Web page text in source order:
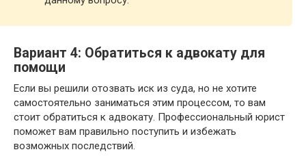
Вариант 4: Обратиться к адвокату для
помощи
Если вы решили отозвать иск из суда, но не хотите
самостоятельно заниматься этим процессом, то вам
стоит обратиться к адвокату. Профессиональный юрист
поможет вам правильно поступить и избежать
возможных последствий.